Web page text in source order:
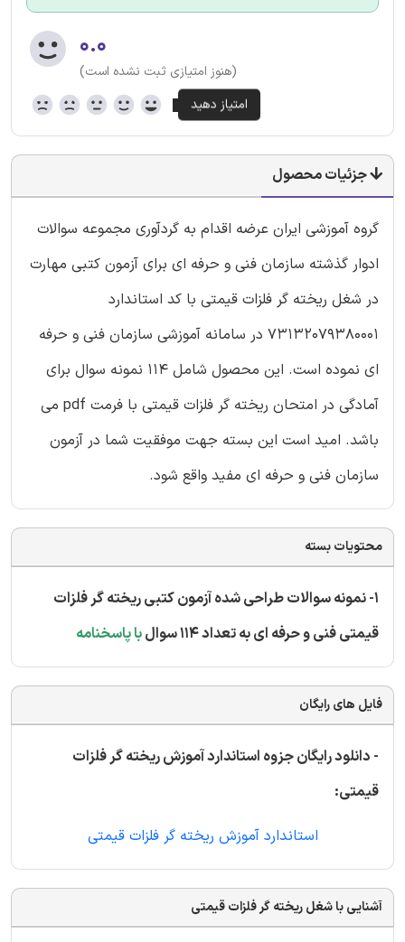
۰.۰
(هنوز امتیازی ثبت نشده است)
جزئیات محصول
گروه آموزشی ایران عرضه اقدام به گردآوری مجموعه سوالات
ادوار گذشته سازمان فنی و حرفه ای برای آزمون کتبی مهارت
در شغل ریخته گر فلزات قیمتی با کد استاندارد
73132079380001 در سامانه آموزشی سازمان فنی و حرفه
ای نموده است. این محصول شامل 114 نمونه سوال برای
آمادگی در امتحان ریخته گر فلزات قیمتی با فرمت pdf می
باشد. امید است این بسته جهت موفقیت شما در آزمون
سازمان فنی و حرفه ای مفید واقع شود.
محتویات بسته
1- نمونه سوالات طراحی شده آزمون کتبی ریخته گر فلزات
قیمتی فنی و حرفه ای به تعداد 114 سوال
با پاسخنامه
فایل های رایگان
- دانلود رایگان جزوه استاندارد آموزش ریخته گر فلزات
قیمتی:
استاندارد آموزش ریخته گر فلزات قیمتی
آشنایی با شغل ریخته گر فلزات قیمتی